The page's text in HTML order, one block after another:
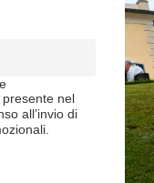
presente nel
all’invio di